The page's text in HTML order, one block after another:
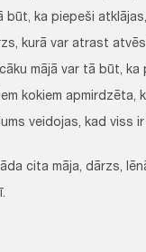
būt, ka piepeši
kurā var atrast
mājā var tā būt, ka
kokiem apmirdzēta,
veidojas, kad viss
cita māja, dārzs,